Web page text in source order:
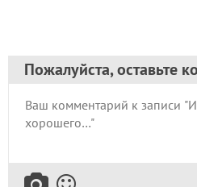
Пожалуйста, оставьте